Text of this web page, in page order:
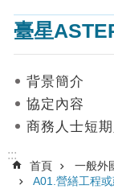
網
站
覽
絡
我
們
臺星
背景簡介
協定內容
商務人士短
:::
首頁 一般外
A01.營繕工程